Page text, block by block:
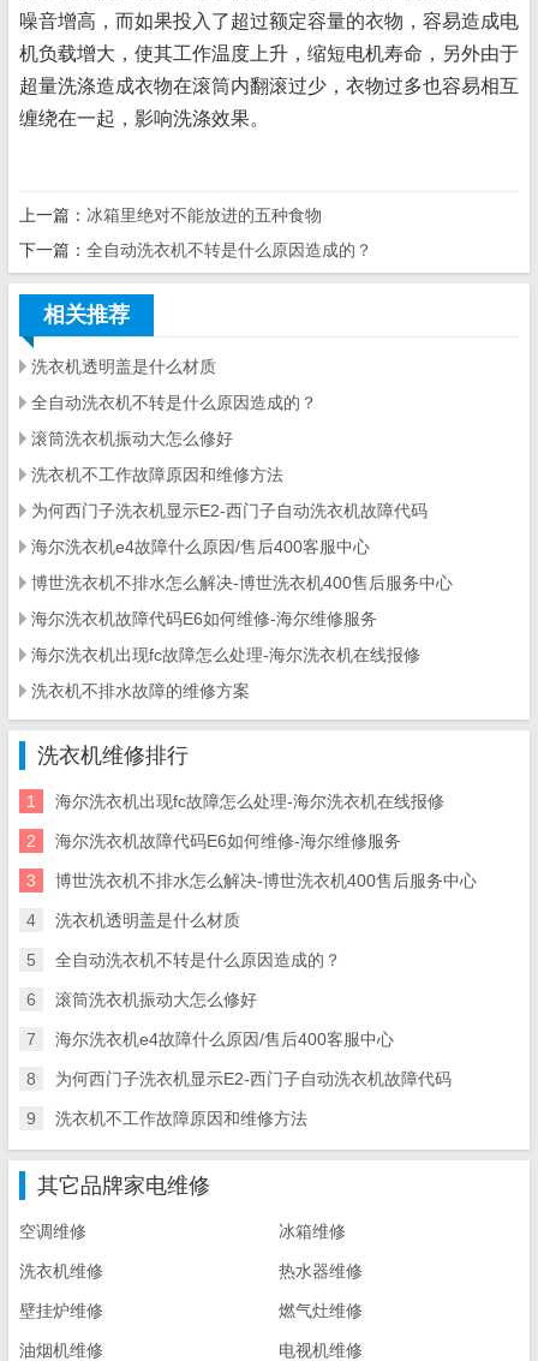
噪音增高，而如果投入了超过额定容量的衣物，容易造成电
机负载增大，使其工作温度上升，缩短电机寿命，另外由于
超量洗涤造成衣物在滚筒内翻滚过少，衣物过多也容易相互
缠绕在一起，影响洗涤效果。
上一篇： 冰箱里绝对不能放进的五种食物
下一篇： 全自动洗衣机不转是什么原因造成的？
相关推荐
洗衣机透明盖是什么材质
全自动洗衣机不转是什么原因造成的？
滚筒洗衣机振动大怎么修好
洗衣机不工作故障原因和维修方法
为何西门子洗衣机显示E2-西门子自动洗衣机故障代码
海尔洗衣机e4故障什么原因/售后400客服中心
博世洗衣机不排水怎么解决-博世洗衣机400售后服务中心
海尔洗衣机故障代码E6如何维修-海尔维修服务
海尔洗衣机出现fc故障怎么处理-海尔洗衣机在线报修
洗衣机不排水故障的维修方案
洗衣机维修排行
1 海尔洗衣机出现fc故障怎么处理-海尔洗衣机在线报修
2 海尔洗衣机故障代码E6如何维修-海尔维修服务
3 博世洗衣机不排水怎么解决-博世洗衣机400售后服务中心
4 洗衣机透明盖是什么材质
5 全自动洗衣机不转是什么原因造成的？
6 滚筒洗衣机振动大怎么修好
7 海尔洗衣机e4故障什么原因/售后400客服中心
8 为何西门子洗衣机显示E2-西门子自动洗衣机故障代码
9 洗衣机不工作故障原因和维修方法
其它品牌家电维修
空调维修 冰箱维修
洗衣机维修 热水器维修
壁挂炉维修 燃气灶维修
油烟机维修 电视机维修